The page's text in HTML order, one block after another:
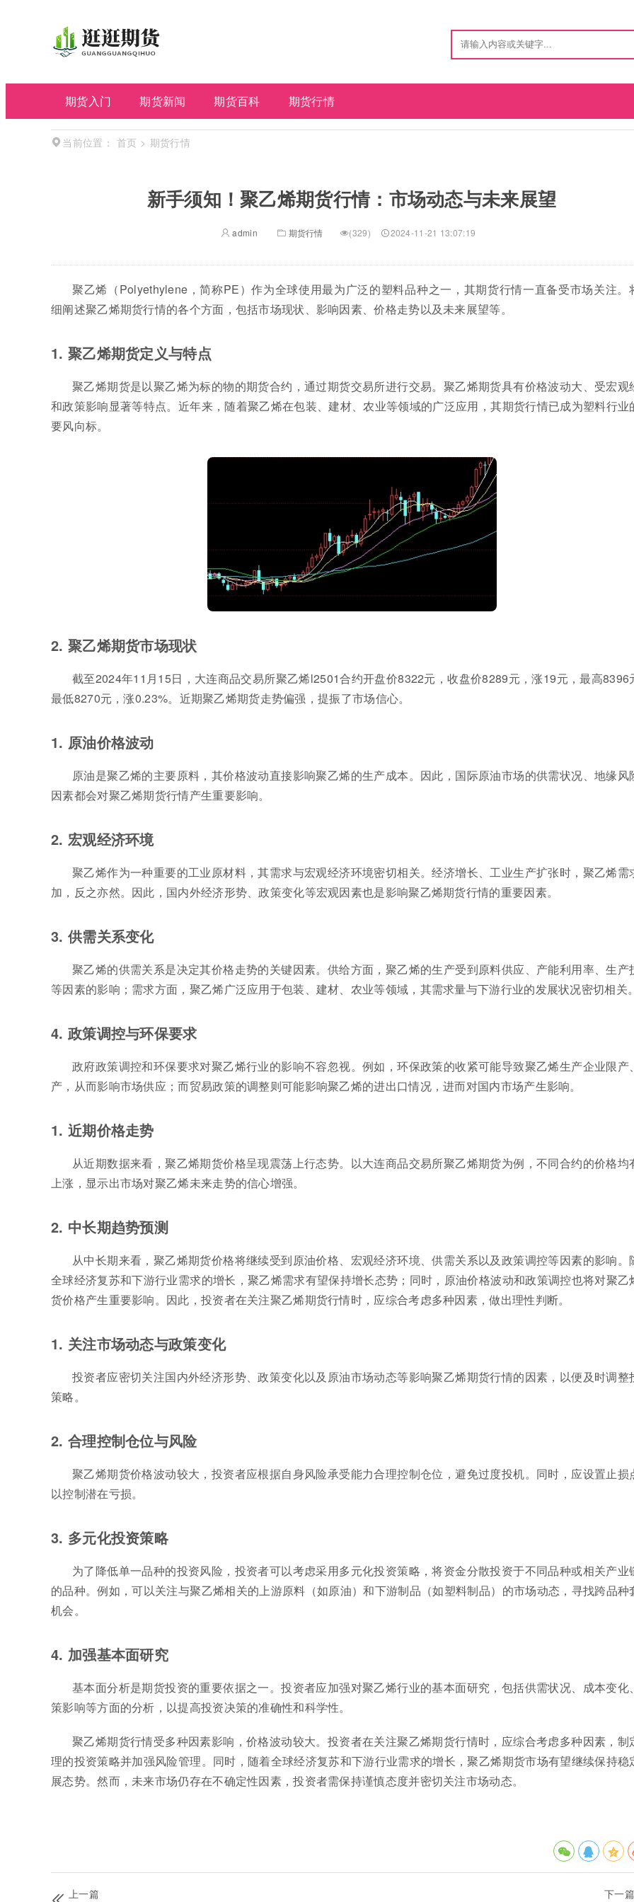
期货入门 期货新闻 期货百科 期货行情
当前位置： 首页 > 期货行情
新手须知！聚乙烯期货行情：市场动态与未来展望
admin 期货行情 (329) 2024-11-21 13:07:19
聚乙烯（Polyethylene，简称PE）作为全球使用最为广泛的塑料品种之一，其期货行情一直备受市场关注。
细阐述聚乙烯期货行情的各个方面，包括市场现状、影响因素、价格走势以及未来展望等。
1. 聚乙烯期货定义与特点
聚乙烯期货是以聚乙烯为标的物的期货合约，通过期货交易所进行交易。聚乙烯期货具有价格波动大、受宏观
和政策影响显著等特点。近年来，随着聚乙烯在包装、建材、农业等领域的广泛应用，其期货行情已成为塑料行业
要风向标。
2. 聚乙烯期货市场现状
截至2024年11月15日，大连商品交易所聚乙烯l2501合约开盘价8322元，收盘价8289元，涨19元，最高8396
最低8270元，涨0.23%。近期聚乙烯期货走势偏强，提振了市场信心。
1. 原油价格波动
原油是聚乙烯的主要原料，其价格波动直接影响聚乙烯的生产成本。因此，国际原油市场的供需状况、地缘风
因素都会对聚乙烯期货行情产生重要影响。
2. 宏观经济环境
聚乙烯作为一种重要的工业原材料，其需求与宏观经济环境密切相关。经济增长、工业生产扩张时，聚乙烯需
加，反之亦然。因此，国内外经济形势、政策变化等宏观因素也是影响聚乙烯期货行情的重要因素。
3. 供需关系变化
聚乙烯的供需关系是决定其价格走势的关键因素。供给方面，聚乙烯的生产受到原料供应、产能利用率、生产
等因素的影响；需求方面，聚乙烯广泛应用于包装、建材、农业等领域，其需求量与下游行业的发展状况密切相关。
4. 政策调控与环保要求
政府政策调控和环保要求对聚乙烯行业的影响不容忽视。例如，环保政策的收紧可能导致聚乙烯生产企业限产
产，从而影响市场供应；而贸易政策的调整则可能影响聚乙烯的进出口情况，进而对国内市场产生影响。
1. 近期价格走势
从近期数据来看，聚乙烯期货价格呈现震荡上行态势。以大连商品交易所聚乙烯期货为例，不同合约的价格均
上涨，显示出市场对聚乙烯未来走势的信心增强。
2. 中长期趋势预测
从中长期来看，聚乙烯期货价格将继续受到原油价格、宏观经济环境、供需关系以及政策调控等因素的影响。
全球经济复苏和下游行业需求的增长，聚乙烯需求有望保持增长态势；同时，原油价格波动和政策调控也将对聚乙
货价格产生重要影响。因此，投资者在关注聚乙烯期货行情时，应综合考虑多种因素，做出理性判断。
1. 关注市场动态与政策变化
投资者应密切关注国内外经济形势、政策变化以及原油市场动态等影响聚乙烯期货行情的因素，以便及时调整
策略。
2. 合理控制仓位与风险
聚乙烯期货价格波动较大，投资者应根据自身风险承受能力合理控制仓位，避免过度投机。同时，应设置止损
以控制潜在亏损。
3. 多元化投资策略
为了降低单一品种的投资风险，投资者可以考虑采用多元化投资策略，将资金分散投资于不同品种或相关产业
的品种。例如，可以关注与聚乙烯相关的上游原料（如原油）和下游制品（如塑料制品）的市场动态，寻找跨品种
机会。
4. 加强基本面研究
基本面分析是期货投资的重要依据之一。投资者应加强对聚乙烯行业的基本面研究，包括供需状况、成本变化
策影响等方面的分析，以提高投资决策的准确性和科学性。
聚乙烯期货行情受多种因素影响，价格波动较大。投资者在关注聚乙烯期货行情时，应综合考虑多种因素，制
理的投资策略并加强风险管理。同时，随着全球经济复苏和下游行业需求的增长，聚乙烯期货市场有望继续保持稳
展态势。然而，未来市场仍存在不确定性因素，投资者需保持谨慎态度并密切关注市场动态。
上一篇
下一篇